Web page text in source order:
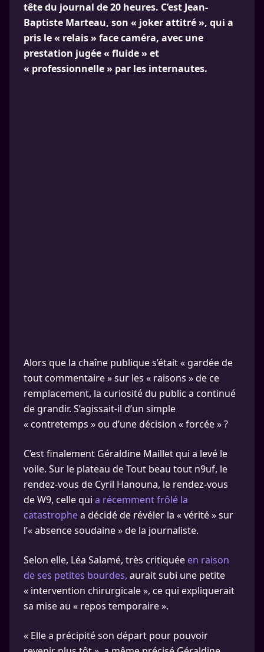
tête du journal de 20 heures. C’est Jean-
Baptiste Marteau, son « joker attitré », qui a
pris le « relais » face caméra, avec une
prestation jugée « fluide » et
« professionnelle » par les internautes.
Alors que la chaîne publique s’était « gardée de
tout commentaire » sur les « raisons » de ce
remplacement, la curiosité du public a continué
de grandir. S’agissait-il d’un simple
« contretemps » ou d’une décision « forcée » ?
C’est finalement Géraldine Maillet qui a levé le
voile. Sur le plateau de Tout beau tout n9uf, le
rendez-vous de Cyril Hanouna, le rendez-vous
de W9, celle qui a récemment frôlé la
catastrophea décidé de révéler la « vérité » sur
l’« absence soudaine » de la journaliste.
Selon elle, Léa Salamé, très critiquée en raison
de ses petites bourdes, aurait subi une petite
« intervention chirurgicale », ce qui expliquerait
sa mise au « repos temporaire ».
« Elle a précipité son départ pour pouvoir